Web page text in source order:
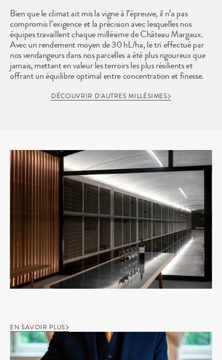
DÉCOUVRIR D'AUTRES MILLÉSIMES
Bien que le climat ait mis la vigne à l’épreuve, il n’a pas
compromis l’exigence et la précision avec lesquelles nos
équipes travaillent chaque millésime de Château Margaux.
Avec un rendement moyen de 30 hL/ha, le tri effectué par
nos vendangeurs dans nos parcelles a été plus rigoureux que
jamais, mettant en valeur les terroirs les plus résilients et
offrant un équilibre optimal entre concentration et finesse.
EN SAVOIR PLUS